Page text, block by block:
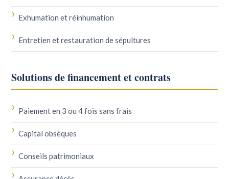
Exhumation et réinhumation
Entretien et restauration de sépultures
Solutions de financement et contrats
Paiement en 3 ou 4 fois sans frais
Capital obsèques
Conseils patrimoniaux